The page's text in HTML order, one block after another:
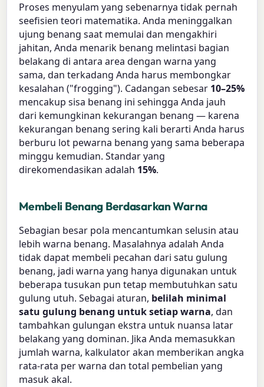
Proses menyulam yang sebenarnya tidak pernah
seefisien teori matematika. Anda meninggalkan
ujung benang saat memulai dan mengakhiri
jahitan, Anda menarik benang melintasi bagian
belakang di antara area dengan warna yang
sama, dan terkadang Anda harus membongkar
kesalahan ("frogging"). Cadangan sebesar 10–25%
mencakup sisa benang ini sehingga Anda jauh
dari kemungkinan kekurangan benang — karena
kekurangan benang sering kali berarti Anda harus
berburu lot pewarna benang yang sama beberapa
minggu kemudian. Standar yang
direkomendasikan adalah 15%.
Membeli Benang Berdasarkan Warna
Sebagian besar pola mencantumkan selusin atau
lebih warna benang. Masalahnya adalah Anda
tidak dapat membeli pecahan dari satu gulung
benang, jadi warna yang hanya digunakan untuk
beberapa tusukan pun tetap membutuhkan satu
gulung utuh. Sebagai aturan, belilah minimal
satu gulung benang untuk setiap warna, dan
tambahkan gulungan ekstra untuk nuansa latar
belakang yang dominan. Jika Anda memasukkan
jumlah warna, kalkulator akan memberikan angka
rata-rata per warna dan total pembelian yang
masuk akal.